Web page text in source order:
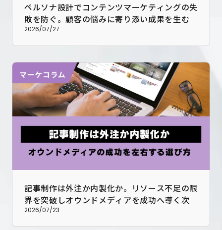
ペルソナ設計でコンテンツマーケティングの失
敗を防ぐ。顧客の悩みに寄り添い成果を生む次
世代のデータ戦略
2026/07/27
記事制作は外注か内製化か。リソース不足の限
界を突破しオウンドメディアを成功へ導く次世
代の伴走型支援
2026/07/23